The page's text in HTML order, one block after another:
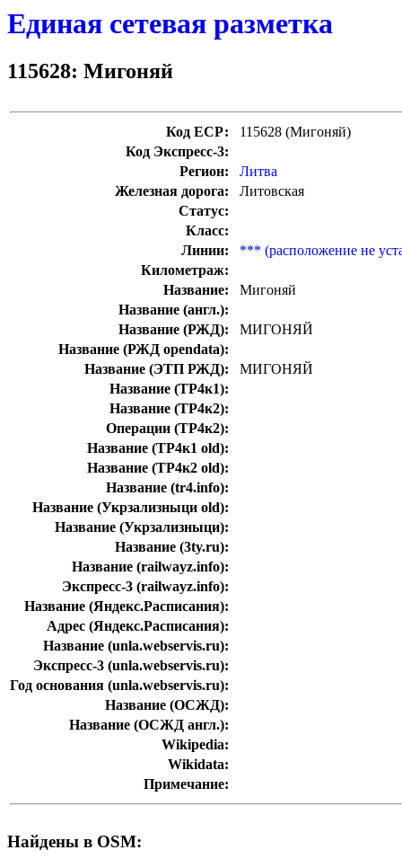
Единая сетевая разметка
115628: Мигоняй
Код ЕСР:
115628 (Мигоняй)
Код Экспресс-3:
Регион:
Литва
Железная дорога:
Литовская
Статус:
Класс:
Линии:
*** (расположение не
Километраж:
Название:
Мигоняй
Название (англ.):
Название (РЖД):
МИГОНЯЙ
Название (РЖД opendata):
Название (ЭТП РЖД):
МИГОНЯЙ
Название (ТР4к1):
Название (ТР4к2):
Операции (ТР4к2):
Название (ТР4к1 old):
Название (ТР4к2 old):
Название (tr4.info):
Название (Укрзализныци old):
Название (Укрзализныци):
Название (3ty.ru):
Название (railwayz.info):
Экспресс-3 (railwayz.info):
Название (Яндекс.Расписания):
Адрес (Яндекс.Расписания):
Название (unla.webservis.ru):
Экспресс-3 (unla.webservis.ru):
Год основания (unla.webservis.ru):
Название (ОСЖД):
Название (ОСЖД англ.):
Wikipedia:
Wikidata:
Примечание:
Найдены в OSM: